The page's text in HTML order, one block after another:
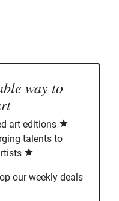
way to
art editions
talents to
our weekly deals